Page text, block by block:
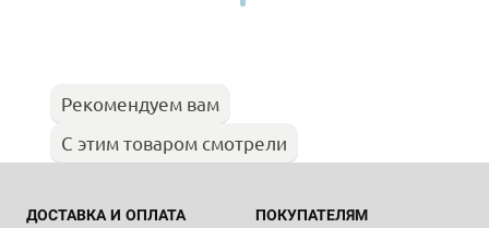
Рекомендуем вам
С этим товаром смотрели
ДОСТАВКА И ОПЛАТА ПОКУПАТЕЛЯМ